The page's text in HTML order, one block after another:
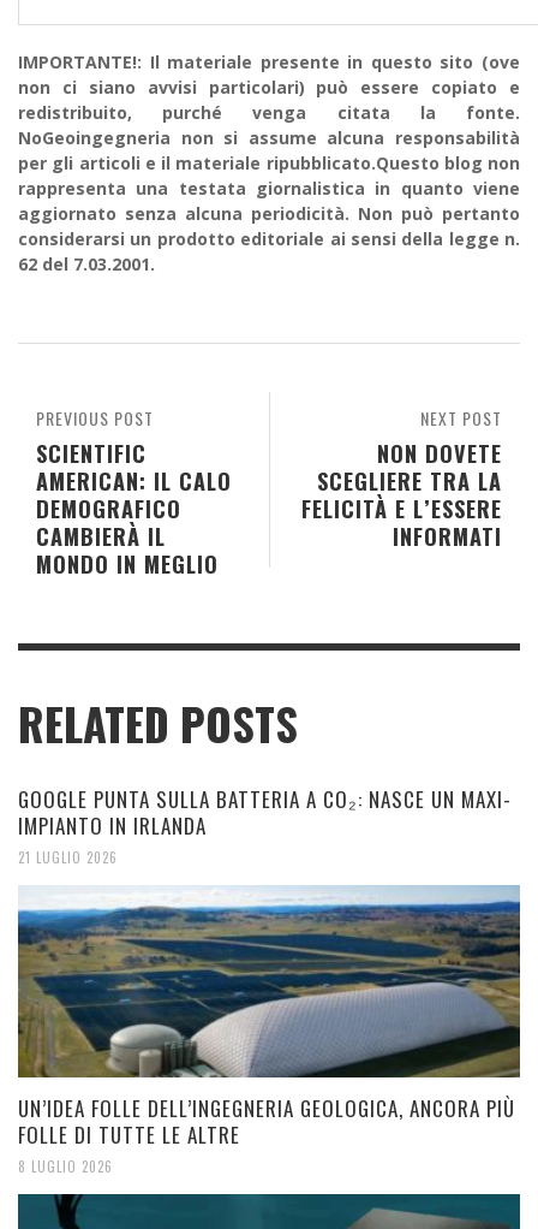
IMPORTANTE!: Il materiale presente in questo sito (ove
non ci siano avvisi particolari) può essere copiato e
redistribuito, purché venga citata la fonte.
NoGeoingegneria non si assume alcuna responsabilità
per gli articoli e il materiale ripubblicato.Questo blog non
rappresenta una testata giornalistica in quanto viene
aggiornato senza alcuna periodicità. Non può pertanto
considerarsi un prodotto editoriale ai sensi della legge n.
62 del 7.03.2001.
NEXT POST
NON DOVETE
SCEGLIERE TRA LA
FELICITÀ E L’ESSERE
INFORMATI
PREVIOUS POST
SCIENTIFIC
AMERICAN: IL CALO
DEMOGRAFICO
CAMBIERÀ IL
MONDO IN MEGLIO
RELATED POSTS
GOOGLE PUNTA SULLA BATTERIA A CO₂: NASCE UN MAXI-
IMPIANTO IN IRLANDA
21 LUGLIO 2026
UN’IDEA FOLLE DELL’INGEGNERIA GEOLOGICA, ANCORA PIÙ
FOLLE DI TUTTE LE ALTRE
8 LUGLIO 2026